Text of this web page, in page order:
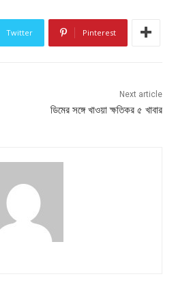
Twitter Pinterest
Next article
ডিমের সঙ্গে খাওয়া ক্ষতিকর ৫ খাবার